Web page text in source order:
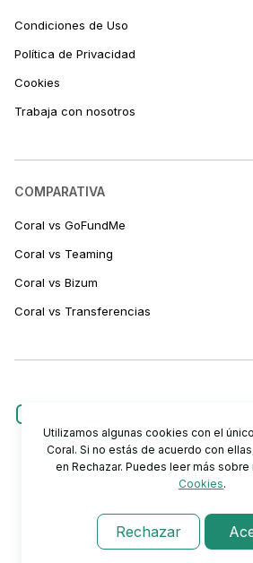
Condiciones de Uso
Política de Privacidad
Cookies
Trabaja con nosotros
COMPARATIVA
Coral vs GoFundMe
Coral vs Teaming
Coral vs Bizum
Coral vs Transferencias
Utilizamos algunas cookies con el
Coral. Si no estás de acuerdo con
en Rechazar. Puedes leer más sobre
Cookies.
Rechazar